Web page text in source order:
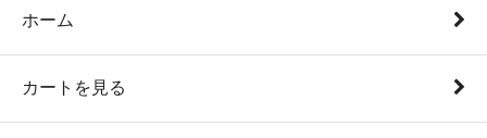
ホーム
カートを見る